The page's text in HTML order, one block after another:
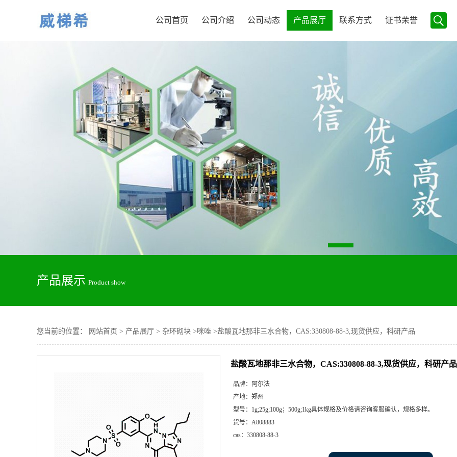
公司首页 公司介绍 公司动态 产品展厅 联系方式 证书荣誉
产品展示 Product show
您当前的位置： 网站首页 > 产品展厅 > 杂环砌块 >咪唑 >盐酸瓦地那非三水合物，CAS:330808-88-3,现货供应，科研产品
盐酸瓦地那非三水合物，CAS:330808-88-3,现货供应，科研产品
品牌：
阿尔法
产地： 郑州
型号： 1g;25g;100g；500g;1kg具体规格及价格请咨询客服确认，规格多样。
货号： A808883
cas： 330808-88-3